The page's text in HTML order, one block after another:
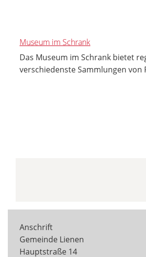
Museum im Schrank
Das Museum im Schrank bietet
verschiedenste Sammlungen
Anschrift
Gemeinde Lienen
Hauptstraße 14